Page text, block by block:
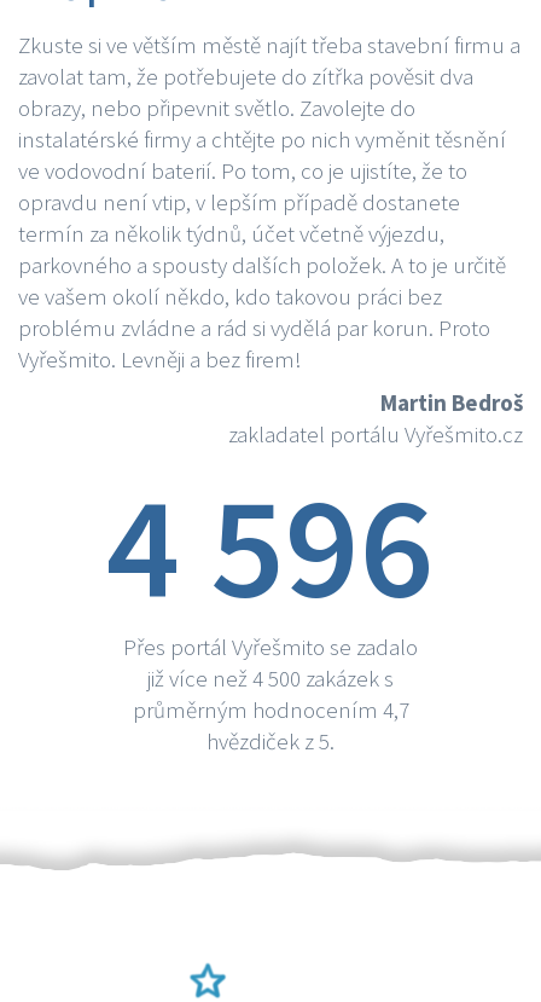
Zkuste si ve větším městě najít třeba stavební firmu a
zavolat tam, že potřebujete do zítřka pověsit dva
obrazy, nebo připevnit světlo. Zavolejte do
instalatérské firmy a chtějte po nich vyměnit těsnění
ve vodovodní baterií. Po tom, co je ujistíte, že to
opravdu není vtip, v lepším případě dostanete
termín za několik týdnů, účet včetně výjezdu,
parkovného a spousty dalších položek. A to je určitě
ve vašem okolí někdo, kdo takovou práci bez
problému zvládne a rád si vydělá par korun. Proto
Vyřešmito. Levněji a bez firem!
Martin Bedroš
zakladatel portálu Vyřešmito.cz
4 596
Přes portál Vyřešmito se zadalo
již více než 4 500 zakázek s
průměrným hodnocením 4,7
hvězdiček z 5.